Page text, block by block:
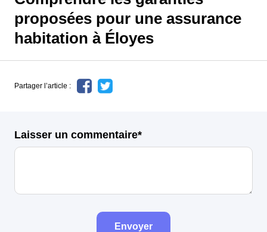
proposées pour une assurance
habitation à Éloyes
Partager l’article :
Laisser un commentaire*
Envoyer